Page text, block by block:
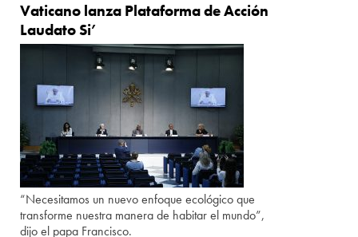
Vaticano lanza Plataforma de Acción
Laudato Si’
“Necesitamos un nuevo enfoque ecológico que
transforme nuestra manera de habitar el mundo”,
dijo el papa Francisco.